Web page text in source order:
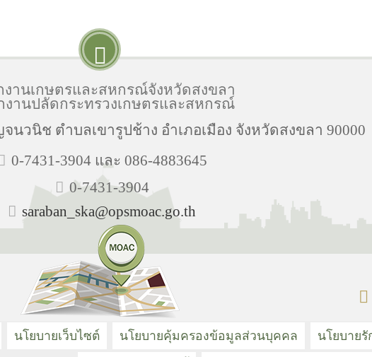
งานเกษตรและสหกรณ์จังหวัดสงขลา
งานปลัดกระทรวงเกษตรและสหกรณ์
นวนิช ตำบลเขารูปช้าง อำเภอเมือง จังหวัดสงขลา 90000
0-7431-3904 และ 086-4883645
0-7431-3904
saraban_ska@opsmoac.go.th
นโยบายเว็บไซต์ นโยบายคุ้มครองข้อมูลส่วนบุคคล นโยบาย